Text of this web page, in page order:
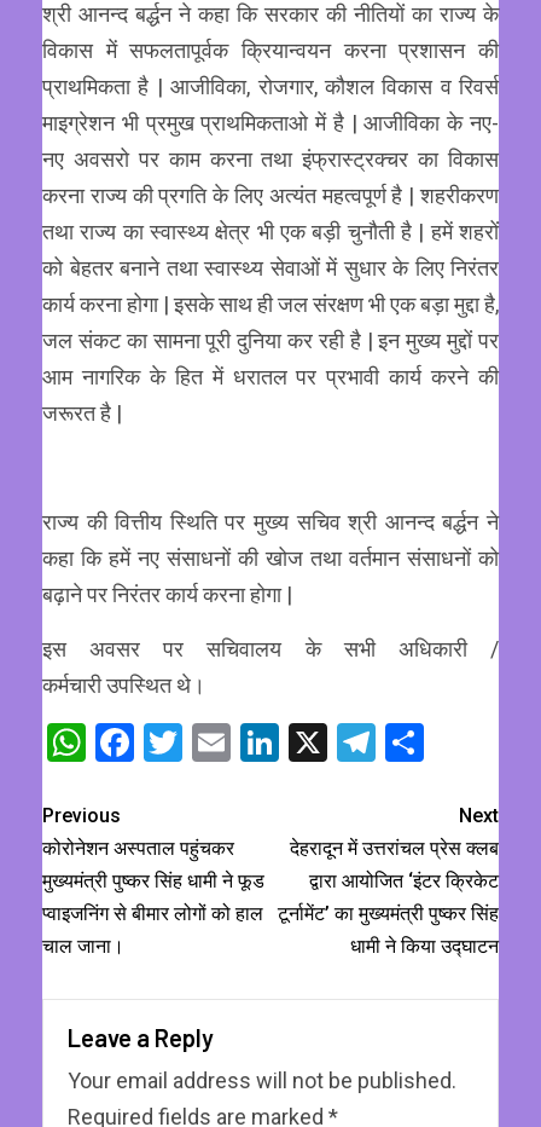
श्री आनन्द बर्द्धन ने कहा कि सरकार की नीतियों का राज्य के
विकास में सफलतापूर्वक क्रियान्वयन करना प्रशासन की
प्राथमिकता है | आजीविका, रोजगार, कौशल विकास व रिवर्स
माइग्रेशन भी प्रमुख प्राथमिकताओ में है | आजीविका के नए-
नए अवसरो पर काम करना तथा इंफ्रास्ट्रक्चर का विकास
करना राज्य की प्रगति के लिए अत्यंत महत्वपूर्ण है | शहरीकरण
तथा राज्य का स्वास्थ्य क्षेत्र भी एक बड़ी चुनौती है | हमें शहरों
को बेहतर बनाने तथा स्वास्थ्य सेवाओं में सुधार के लिए निरंतर
कार्य करना होगा | इसके साथ ही जल संरक्षण भी एक बड़ा मुद्दा है,
जल संकट का सामना पूरी दुनिया कर रही है | इन मुख्य मुद्दों पर
आम नागरिक के हित में धरातल पर प्रभावी कार्य करने की
जरूरत है |
राज्य की वित्तीय स्थिति पर मुख्य सचिव श्री आनन्द बर्द्धन ने
कहा कि हमें नए संसाधनों की खोज तथा वर्तमान संसाधनों को
बढ़ाने पर निरंतर कार्य करना होगा |
इस अवसर पर सचिवालय के सभी अधिकारी /
कर्मचारी उपस्थित थे।
WhatsApp
Facebook
Twitter
EmailLinkedIn
X Telegram
Previous
कोरोनेशन अस्पताल पहुंचकर
मुख्यमंत्री पुष्कर सिंह धामी ने फूड
प्वाइजनिंग से बीमार लोगों को हाल
चाल जाना।
Next
देहरादून में उत्तरांचल प्रेस क्लब
द्वारा आयोजित ‘इंटर क्रिकेट
टूर्नामेंट’ का मुख्यमंत्री पुष्कर सिंह
धामी ने किया उद्घाटन
Leave a Reply
Your email address will not be published.
Required fields are marked *